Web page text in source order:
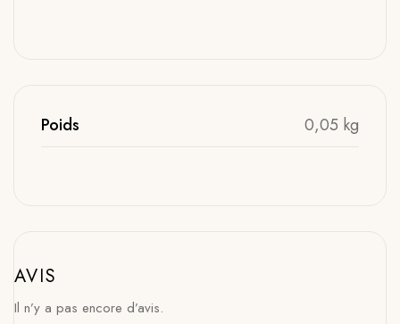
Poids 0,05 kg
AVIS
Il n’y a pas encore d’avis.